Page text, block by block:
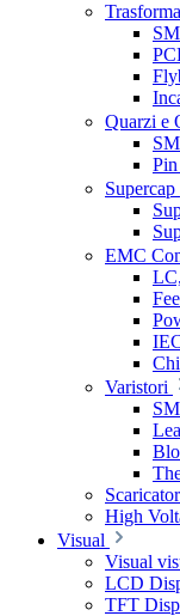
Quarzi e
Supercap
EMC
Varistori
High
Visual
Visual
LCD
TFT